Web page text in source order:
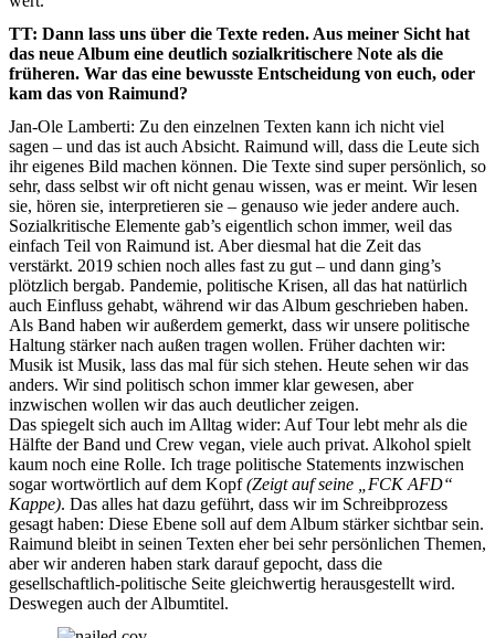
TT: Dann lass uns über die Texte reden. Aus meiner Sicht hat
das neue Album eine deutlich sozialkritischere Note als die
früheren. War das eine bewusste Entscheidung von euch, oder
kam das von Raimund?
Jan-Ole Lamberti: Zu den einzelnen Texten kann ich nicht viel
sagen – und das ist auch Absicht. Raimund will, dass die Leute sich
ihr eigenes Bild machen können. Die Texte sind super persönlich, so
sehr, dass selbst wir oft nicht genau wissen, was er meint. Wir lesen
sie, hören sie, interpretieren sie – genauso wie jeder andere auch.
Sozialkritische Elemente gab’s eigentlich schon immer, weil das
einfach Teil von Raimund ist. Aber diesmal hat die Zeit das
verstärkt. 2019 schien noch alles fast zu gut – und dann ging’s
plötzlich bergab. Pandemie, politische Krisen, all das hat natürlich
auch Einfluss gehabt, während wir das Album geschrieben haben.
Als Band haben wir außerdem gemerkt, dass wir unsere politische
Haltung stärker nach außen tragen wollen. Früher dachten wir:
Musik ist Musik, lass das mal für sich stehen. Heute sehen wir das
anders. Wir sind politisch schon immer klar gewesen, aber
inzwischen wollen wir das auch deutlicher zeigen.
Das spiegelt sich auch im Alltag wider: Auf Tour lebt mehr als die
Hälfte der Band und Crew vegan, viele auch privat. Alkohol spielt
kaum noch eine Rolle. Ich trage politische Statements inzwischen
sogar wortwörtlich auf dem Kopf(Zeigt auf seine „FCK AFD“
Kappe). Das alles hat dazu geführt, dass wir im Schreibprozess
gesagt haben: Diese Ebene soll auf dem Album stärker sichtbar sein.
Raimund bleibt in seinen Texten eher bei sehr persönlichen Themen,
aber wir anderen haben stark darauf gepocht, dass die
gesellschaftlich-politische Seite gleichwertig herausgestellt wird.
Deswegen auch der Albumtitel.